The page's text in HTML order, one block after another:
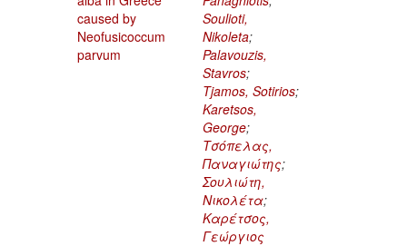
caused by
Neofusicoccum
parvum
Soulioti,
Nikoleta;
Palavouzis,
Stavros;
Tjamos, Sotirios;
Karetsos,
George;
Τσόπελας,
Παναγιώτης;
Σουλιώτη,
Νικολέτα;
Καρέτσος,
Γεώργιος